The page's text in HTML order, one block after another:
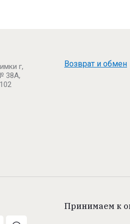
г,
38А,
Возврат и обмен
Принимаем к